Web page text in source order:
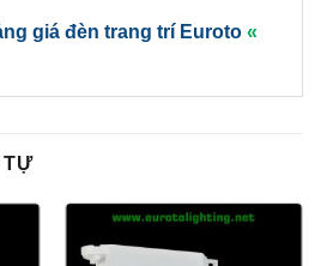
giá đèn trang trí Euroto «
TỰ